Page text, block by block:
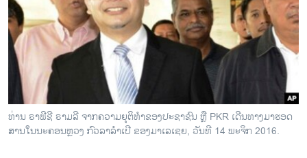
ທ່ານ ຣາຟີຊີ ຣາມລີ ຈາກຄວາມຍຸຕິທຳຂອງປະຊາຊົນ ຫຼື PKR ເດີນທາງມາຮອດ
ສານໃນນະຄອນຫຼວງ ກົວລາລຳເປີ ຂອງມາເລເຊຍ, ວັນທີ 14 ພະຈິກ 2016.